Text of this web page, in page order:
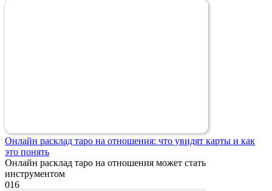
Онлайн расклад таро на отношения: что увидят карты и как
это понять
Онлайн расклад таро на отношения может стать
инструментом
016